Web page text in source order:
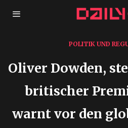
POLITIK UND
Oliver Dowden,
britischer
warnt vor den